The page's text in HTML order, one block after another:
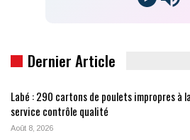
Dernier Article
Labé : 290 cartons de poulets impropres à
service contrôle qualité
Août 8, 2026